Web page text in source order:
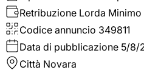
Retribuzione Lorda Minimo
Codice annuncio 349811
Data di pubblicazione 5/8/
Città Novara